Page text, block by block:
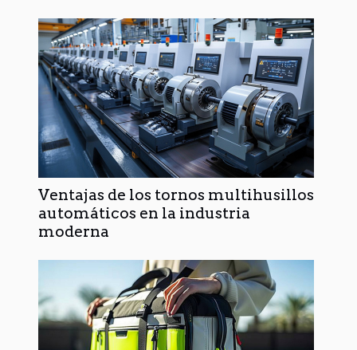
Ventajas de los tornos multihusillos
automáticos en la industria
moderna